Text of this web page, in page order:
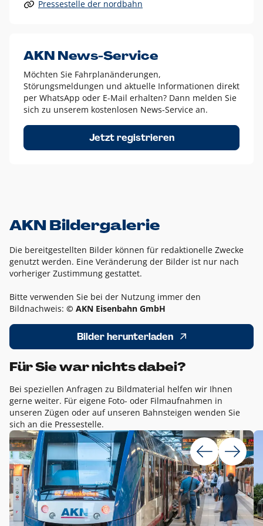
Alle anderen Logo-Varianten dürfen nur in Ausnahmefällen
Diese Ausnahmen sind zum Beispiel:
dem AKN Blau,
weißes Logo auf Fotohintergründen,
schwarzes Logo für reine Schwarz-Weiß-Umsetzungen
Um das Logo herum muss ein Schutzraum von jeweils einer
Höhe bzw. Breite des N aus AKN in alle Richtungen
Pressestelle der nordbahn
AKN News-Service
Möchten Sie Fahrplanänderungen,
Störungsmeldungen und aktuelle Informationen direkt
per WhatsApp oder E-Mail erhalten? Dann melden Sie
sich zu unserem kostenlosen News-Service an.
Jetzt registrieren
AKN Bildergalerie
Die bereitgestellten Bilder können für redaktionelle Zwecke
genutzt werden. Eine Veränderung der Bilder ist nur nach
vorheriger Zustimmung gestattet.
Bitte verwenden Sie bei der Nutzung immer den
Bildnachweis: © AKN Eisenbahn GmbH
Bilder herunterladen
Für Sie war nichts dabei?
Bei speziellen Anfragen zu Bildmaterial helfen wir Ihnen
gerne weiter. Für eigene Foto- oder Filmaufnahmen in
unseren Zügen oder auf unseren Bahnsteigen wenden Sie
sich an die Pressestelle.